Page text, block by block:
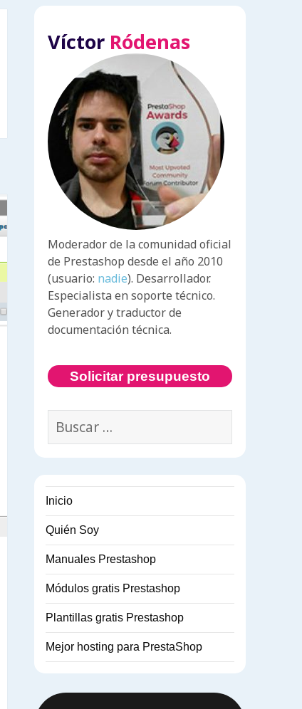
Víctor Ródenas
Moderador de la comunidad oficial
de Prestashop desde el año 2010
(usuario: nadie). Desarrollador.
Especialista en soporte técnico.
Generador y traductor de
documentación técnica.
Solicitar presupuesto
Buscar:
Inicio
Quién Soy
Manuales Prestashop
Módulos gratis Prestashop
Plantillas gratis Prestashop
Mejor hosting para PrestaShop